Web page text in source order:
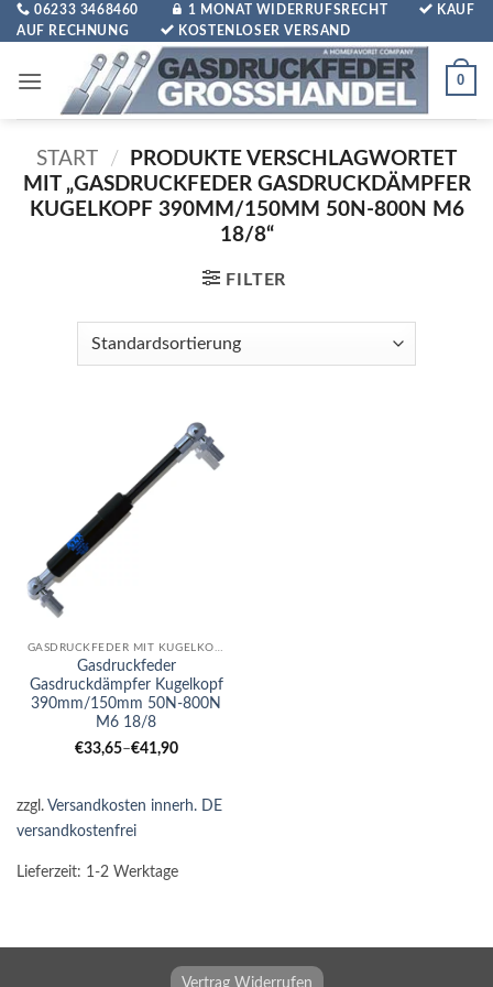
Zum
Inhalt
06233 3468460 1 MONAT WIDERRUFSRECHT
KAUF
AUF RECHNUNG
KOSTENLOSER VERSAND
0
START /
PRODUKTE VERSCHLAGWORTET
MIT „GASDRUCKFEDER GASDRUCKDÄMPFER
KUGELKOPF 390MM/150MM 50N-800N M6
18/8“
FILTER
GASDRUCKFEDER MIT KUGELKOPF
Gasdruckfeder
Gasdruckdämpfer Kugelkopf
390mm/150mm 50N-800N
M6 18/8
€33,65–€41,90
zzgl. Versandkosten innerh. DE
versandkostenfrei
Lieferzeit: 1-2 Werktage
Vertrag Widerrufen